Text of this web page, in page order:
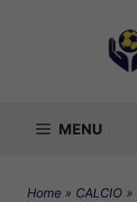
MENU
Home » CALCIO »